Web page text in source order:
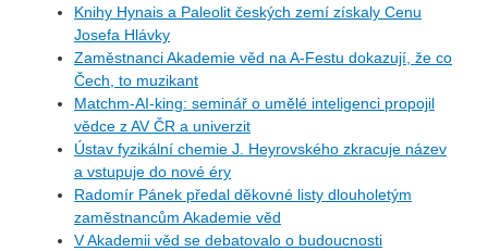
Knihy Hynais a Paleolit českých zemí získaly Cenu
Josefa Hlávky
Zaměstnanci Akademie věd na A-Festu dokazují, že co
Čech, to muzikant
Matchm-AI-king: seminář o umělé inteligenci propojil
vědce z AV ČR a univerzit
Ústav fyzikální chemie J. Heyrovského zkracuje název
a vstupuje do nové éry
Radomír Pánek předal děkovné listy dlouholetým
zaměstnancům Akademie věd
V Akademii věd se debatovalo o budoucnosti